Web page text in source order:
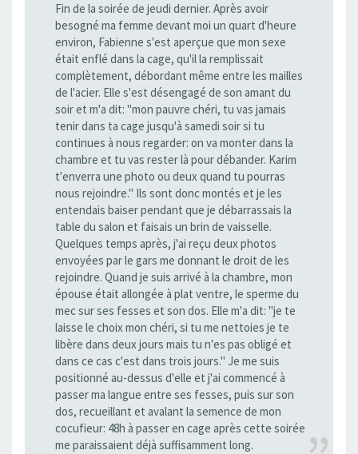
Fin de la soirée de jeudi dernier. Après avoir
besogné ma femme devant moi un quart d'heure
environ, Fabienne s'est aperçue que mon sexe
était enflé dans la cage, qu'il la remplissait
complètement, débordant même entre les mailles
de l'acier. Elle s'est désengagé de son amant du
soir et m'a dit: "mon pauvre chéri, tu vas jamais
tenir dans ta cage jusqu'à samedi soir si tu
continues à nous regarder: on va monter dans la
chambre et tu vas rester là pour débander. Karim
t'enverra une photo ou deux quand tu pourras
nous rejoindre." Ils sont donc montés et je les
entendais baiser pendant que je débarrassais la
table du salon et faisais un brin de vaisselle.
Quelques temps après, j'ai reçu deux photos
envoyées par le gars me donnant le droit de les
rejoindre. Quand je suis arrivé à la chambre, mon
épouse était allongée à plat ventre, le sperme du
mec sur ses fesses et son dos. Elle m'a dit: "je te
laisse le choix mon chéri, si tu me nettoies je te
libère dans deux jours mais tu n'es pas obligé et
dans ce cas c'est dans trois jours." Je me suis
positionné au-dessus d'elle et j'ai commencé à
passer ma langue entre ses fesses, puis sur son
dos, recueillant et avalant la semence de mon
cocufieur: 48h à passer en cage après cette soirée
me paraissaient déjà suffisamment long.